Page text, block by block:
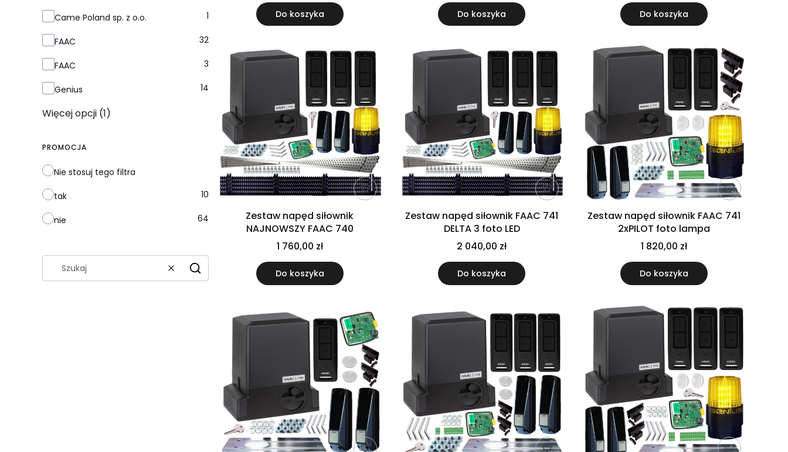
Came Poland sp. z o.o. 1
FAAC 32
FAAC 3
Genius 14
Więcej opcji (1)
PROMOCJA
Nie stosuj tego filtra
tak 10
nie 64
WyczyśćSzukaj
Do koszyka Do koszyka Do koszyka
Zestaw napęd siłownik
NAJNOWSZY FAAC 740
1 760,00 zł
Do koszyka
Zestaw napęd siłownik FAAC 741
DELTA 3 foto LED
2 040,00 zł
Do koszyka
Zestaw napęd siłownik FAAC 741
2xPILOT foto lampa
1 820,00 zł
Do koszyka